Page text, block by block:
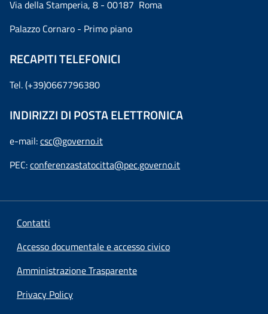
Via della Stamperia, 8 - 00187 Roma
Palazzo Cornaro - Primo piano
RECAPITI TELEFONICI
Tel. (+39)0667796380
INDIRIZZI DI POSTA ELETTRONICA
e-mail:csc@governo.it
PEC:conferenzastatocitta@pec.governo.it
Contatti
Accesso documentale e accesso civico
Amministrazione Trasparente
Privacy Policy